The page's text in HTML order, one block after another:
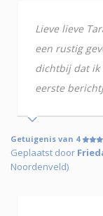
Lieve lieve
een rustig
dichtbij dat ik
eerste
Getuigenis van 4
Geplaatst door
Noordenveld)